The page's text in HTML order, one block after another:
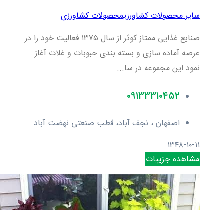
سایر محصولات کشاورزیمحصولات کشاورزی
صنایع غذایی ممتاز کوثر از سال ۱۳۷۵ فعالیت خود را در
عرصه آماده سازی و بسته بندی حبوبات و غلات آغاز
نمود این مجموعه در سا...
۰۹۱۳۳۳۱۰۴۵۲
اصفهان ، نجف آباد، قطب صنعتی نهضت آباد
۱۳۴۸-۱۰-۱۱
مشاهده جزییات